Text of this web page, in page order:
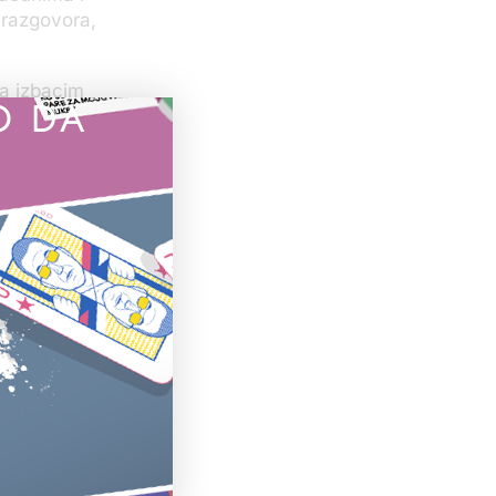
izbacim
kuće, a
vrata.
svakog
U
u
DA